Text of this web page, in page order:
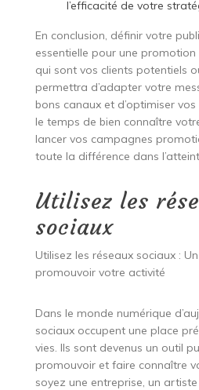
l’efficacité de votre
En conclusion, définir votre
essentielle pour une
qui sont vos clients potentiels
permettra d’adapter votre
bons canaux et d’optimiser
le temps de bien connaître
lancer vos campagnes
toute la différence dans
Utilisez les
sociaux
Utilisez les réseaux sociaux :
promouvoir votre activité
Dans le monde numérique
sociaux occupent une place
vies. Ils sont devenus un outil
promouvoir et faire connaître
soyez une entreprise, un